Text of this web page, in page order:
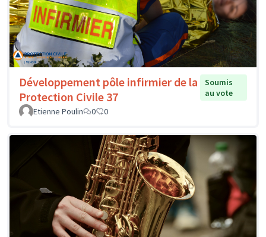
Développement pôle infirmier de la
Protection Civile 37
Soumis
au vote
Etienne Poulin
0 0